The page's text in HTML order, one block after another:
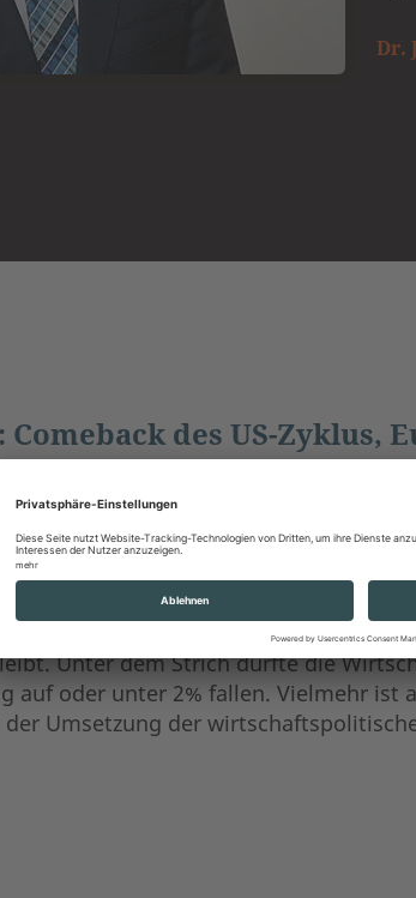
Dr.
des US-Zyklus,
Rückgang der Teuerung in den
Wachstums. Dafür spricht
Neben dem
Anstieg der Produktivität
hat der Investitionszyklus
Jahr anschieben. Das ist ein
Unter dem Strich dürfte die
auf oder unter 2% fallen. Vielmehr ist
Umsetzung der